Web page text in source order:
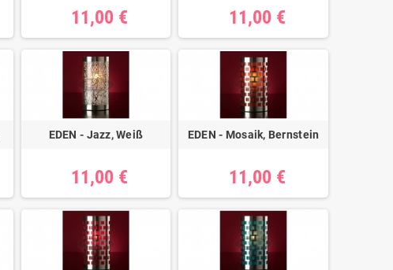
11,00 € 11,00 €
EDEN - Jazz, Weiß
11,00 €
EDEN - Mosaik, Bernstein
11,00 €